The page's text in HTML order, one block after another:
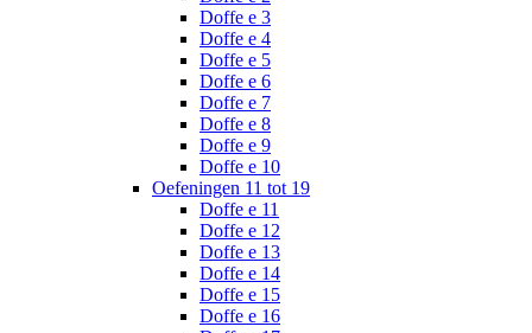
Doffe e 3
Doffe e 4
Doffe e 5
Doffe e 6
Doffe e 7
Doffe e 8
Doffe e 9
Doffe e 10
Oefeningen 11 tot 19
Doffe e 11
Doffe e 12
Doffe e 13
Doffe e 14
Doffe e 15
Doffe e 16